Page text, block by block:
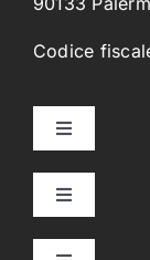
Codice
Toggle
Home
Toggle
Collegi